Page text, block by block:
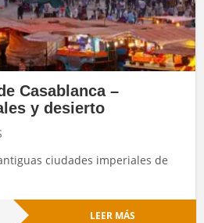
Casablanca –
y desierto
ciudades imperiales de
LEER MÁS